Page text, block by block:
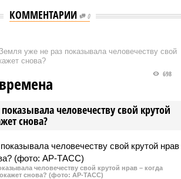
КОММЕНТАРИИ 0
уже не раз показывала человечеству свой
снова?
человечеству свой крутой
снова?
698
человечеству свой крутой нрав – когда
снова? (фото: АР-ТАСС)